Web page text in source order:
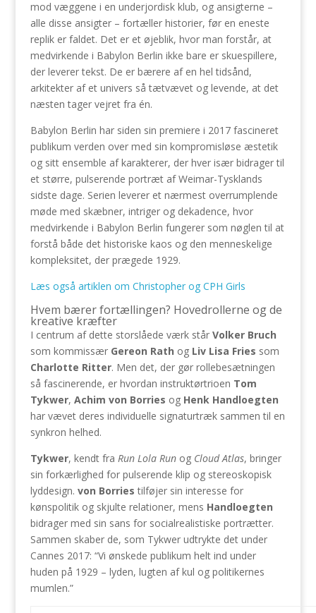
mod væggene i en underjordisk klub, og ansigterne –
alle disse ansigter – fortæller historier, før en eneste
replik er faldet. Det er et øjeblik, hvor man forstår, at
medvirkende i Babylon Berlin ikke bare er skuespillere,
der leverer tekst. De er bærere af en hel tidsånd,
arkitekter af et univers så tætvævet og levende, at det
næsten tager vejret fra én.
Babylon Berlin har siden sin premiere i 2017 fascineret
publikum verden over med sin kompromisløse æstetik
og sitt ensemble af karakterer, der hver især bidrager til
et større, pulserende portræt af Weimar-Tysklands
sidste dage. Serien leverer et nærmest overrumplende
møde med skæbner, intriger og dekadence, hvor
medvirkende i Babylon Berlin fungerer som nøglen til at
forstå både det historiske kaos og den menneskelige
kompleksitet, der prægede 1929.
Læs også artiklen om Christopher og CPH Girls
Hvem bærer fortællingen? Hovedrollerne og de
kreative kræfter
I centrum af dette storslåede værk står Volker Bruch
som kommissær Gereon Rath og Liv Lisa Fries som
Charlotte Ritter. Men det, der gør rollebesætningen
så fascinerende, er hvordan instruktørtrioen Tom
Tykwer, Achim von Borries og Henk Handloegten
har vævet deres individuelle signaturtræk sammen til en
synkron helhed.
Tykwer, kendt fra Run Lola Runog Cloud Atlas, bringer
sin forkærlighed for pulserende klip og stereoskopisk
lyddesign. von Borries tilføjer sin interesse for
kønspolitik og skjulte relationer, mens Handloegten
bidrager med sin sans for socialrealistiske portrætter.
Sammen skaber de, som Tykwer udtrykte det under
Cannes 2017: “Vi ønskede publikum helt ind under
huden på 1929 – lyden, lugten af kul og politikernes
mumlen.”